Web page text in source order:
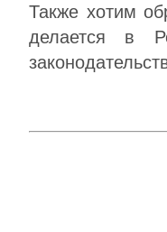
Также хотим
делается в